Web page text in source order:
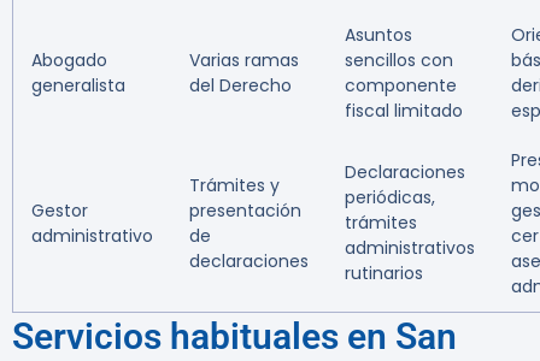
Abogado
generalista
Varias ramas
del Derecho
Asuntos
sencillos con
componente
fiscal limitado
Gestor
administrativo
Trámites y
presentación
de
declaraciones
Declaraciones
periódicas,
trámites
administrativos
rutinarios
Servicios habituales en San